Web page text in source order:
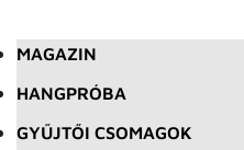
MAGAZIN
HANGPRÓBA
GYŰJTŐI CSOMAGOK